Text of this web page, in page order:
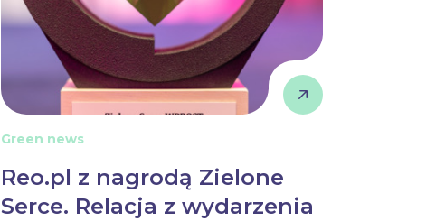
Green news
Reo.pl z nagrodą Zielone
Serce. Relacja z wydarzenia